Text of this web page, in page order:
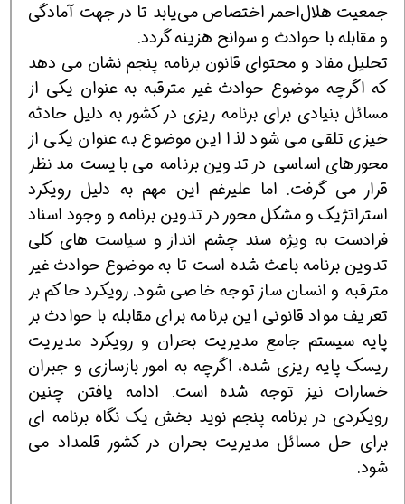
جمعیت هلال‌احمر اختصاص می‌یابد تا در جهت آمادگی
و مقابله با حوادث و سوانح هزینه گردد.
تحلیل مفاد و محتوای قانون برنامه پنجم نشان می دهد
كه اگرچه موضوع حوادث غیر مترقبه به عنوان یكی از
مسائل بنیادی برای برنامه ریزی در كشور به دلیل حادثه
خیزی تلقی می شود لذا این موضوع به عنوان یكی از
محورهای اساسی در تدوین برنامه می بایست مد نظر
قرار می گرفت. اما علیرغم این مهم به دلیل رویكرد
استراتژیك و مشكل محور در تدوین برنامه و وجود اسناد
فرادست به ویژه سند چشم انداز و سیاست های كلی
تدوین برنامه باعث شده است تا به موضوع حوادث غیر
مترقبه و انسان ساز توجه خاصی شود. رویكرد حاكم بر
تعریف مواد قانونی این برنامه برای مقابله با حوادث بر
پایه سیستم جامع مدیریت بحران و رویكرد مدیریت
ریسك پایه ریزی شده، اگرچه به امور بازسازی و جبران
خسارات نیز توجه شده است. ادامه یافتن چنین
رویكردی در برنامه پنجم نوید بخش یك نگاه برنامه ای
برای حل مسائل مدیریت بحران در كشور قلمداد می
شود.